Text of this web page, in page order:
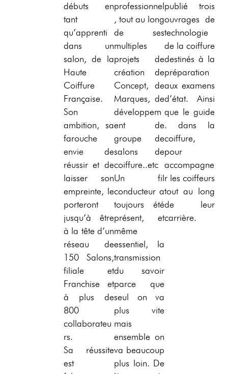
débuts en
tant
qu’apprenti
dans un
salon, de la
Haute
Coiffure
Française.
Son
ambition, sa
farouche
envie de
réussir et de
laisser son
empreinte, le
porteront
jusqu’à être
à la tête d’un
réseau de
150 Salons,
filiale et
Franchise et
à plus de
800
collaborateu
rs.
Sa réussite
est
professionnel
, tout au long
de ses
multiples
projets de
création de
Concept, de
Marques, de
développem
ent de
groupe de
salons de
coiffure..etc
Un fil
conducteur a
toujours été
présent, et
même
essentiel, la
transmission
du savoir
parce que
seul on va
plus vite
mais
ensemble on
va beaucoup
plus loin. De
publié trois
ouvrages de
technologie
de la coiffure
destinés à la
préparation
aux examens
d’état. Ainsi
que le guide
. dans la
coiffure,
pour
accompagne
r les coiffeurs
tout au long
de leur
carrière.